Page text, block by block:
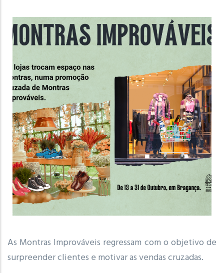
As Montras Improváveis regressam com o objetivo de
surpreender clientes e motivar as vendas cruzadas.